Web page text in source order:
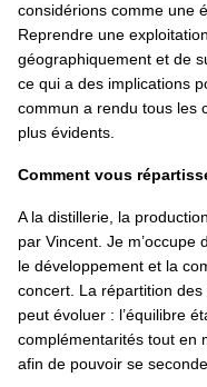
considérions comme une
Reprendre une
géographiquement et de
ce qui a des implications
commun a rendu tous les
plus évidents.
Comment vous
A la distillerie, la
par Vincent. Je m’occupe
le développement et la
concert. La répartition
peut évoluer : l’équilibre
complémentarités tout en
afin de pouvoir se